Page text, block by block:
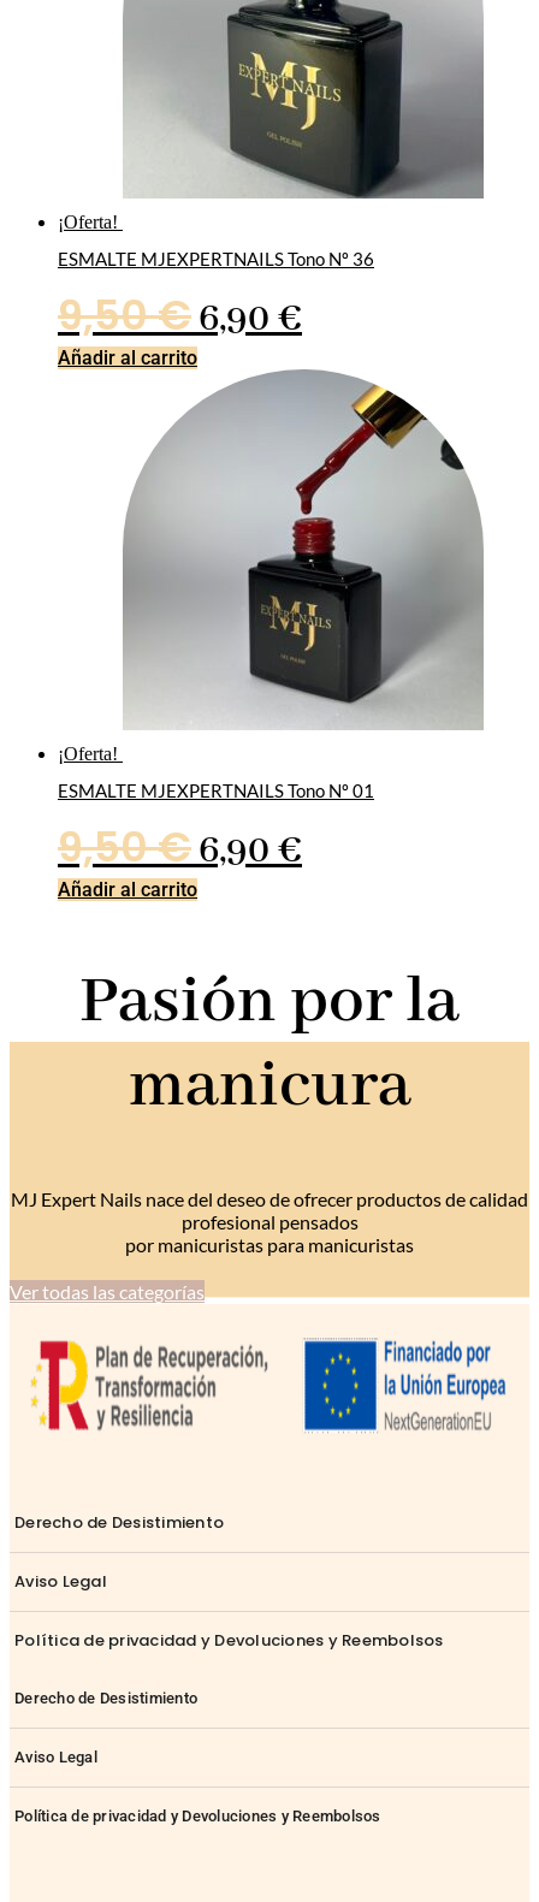
¡Oferta!
ESMALTE MJEXPERTNAILS Tono Nº 36
9,50€El
precio
original
9,50 €.
6,90€
precio
actual
es:
6,90 €.
Añadir al carrito
¡Oferta!
ESMALTE MJEXPERTNAILS Tono Nº 01
9,50€El
era:
9,50 €.
6,90€
es:
6,90 €.
Añadir al carrito
Pasión por la
manicura
MJ Expert Nails nace del deseo de ofrecer productos de calidad
profesional pensados
por manicuristas para manicuristas
Ver todas las categorías
Derecho de Desistimiento
Aviso Legal
Política de privacidad y Devoluciones y Reembolsos
Derecho de Desistimiento
Aviso Legal
Política de privacidad y Devoluciones y Reembolsos